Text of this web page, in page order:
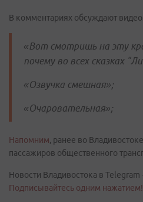
В комментариях обсуждают
«Вот смотришь на эту
почему во всех сказках
«Озвучка смешная»;
«Очаровательная»;
Напомним, ранее во
пассажиров общественного
Новости Владивостока в Telegram
Подписывайтесь одним нажатием!